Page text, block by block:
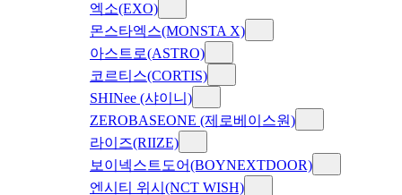
엑소(EXO)
몬스타엑스(MONSTA X)
아스트로(ASTRO)
코르티스(CORTIS)
SHINee (샤이니)
ZEROBASEONE (제로베이스원)
라이즈(RIIZE)
보이넥스트도어(BOYNEXTDOOR)
엔시티 위시(NCT WISH)